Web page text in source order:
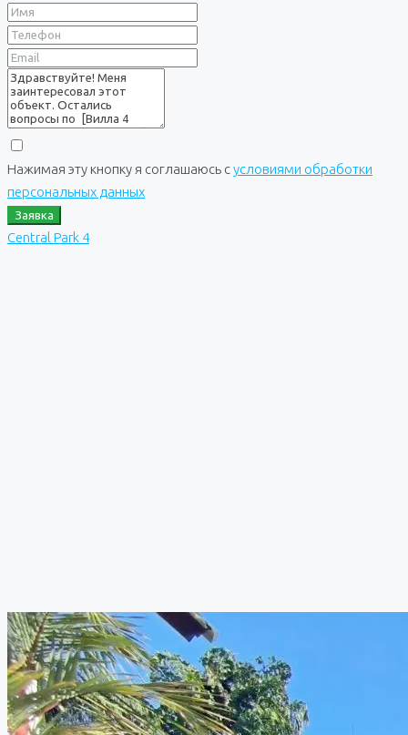
Нажимая эту кнопку я соглашаюсь сусловиями обработки
персональных данных
Заявка
Central Park 4